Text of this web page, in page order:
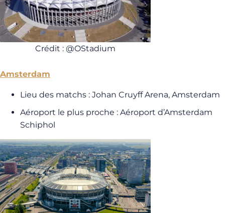
Crédit : @OStadium
Amsterdam
Lieu des matchs : Johan Cruyff Arena, Amsterdam
Aéroport le plus proche : Aéroport d’Amsterdam
Schiphol